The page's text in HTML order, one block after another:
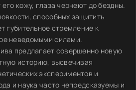
кожу, глаза чернеют до бездны.
способных защитить
губительное стремление к
неведомыми силами.
предлагает совершенно новую
историю, высвечивая
экспериментов и
и наука часто непредсказуемы и